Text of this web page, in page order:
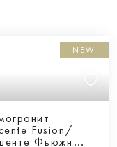
NEW
Fusion/
Фьюжн